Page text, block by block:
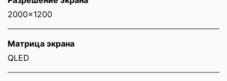
2000x1200
Матрица экрана
QLED